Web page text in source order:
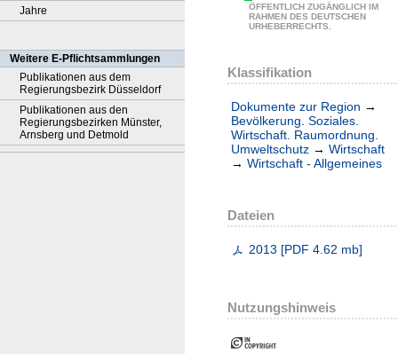
Jahre
Weitere E-Pflichtsammlungen
Publikationen aus dem
Regierungsbezirk Düsseldorf
Publikationen aus den
Regierungsbezirken Münster,
Arnsberg und Detmold
ÖFFENTLICH ZUGÄNGLICH IM
RAHMEN DES DEUTSCHEN
URHEBERRECHTS.
Klassifikation
Dokumente zur Region →
Bevölkerung. Soziales.
Wirtschaft. Raumordnung.
Umweltschutz → Wirtschaft
→ Wirtschaft - Allgemeines
Dateien
2013 [PDF 4.62 mb]
Nutzungshinweis